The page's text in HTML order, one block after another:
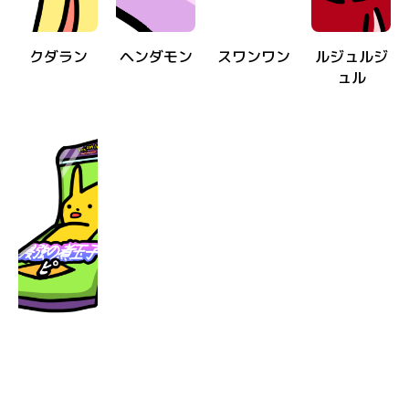
クダラン ヘンダモン スワンワン
ルジュルジ
ュル